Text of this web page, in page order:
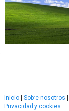
Inicio Sobre nosotros
Privacidad y cookies